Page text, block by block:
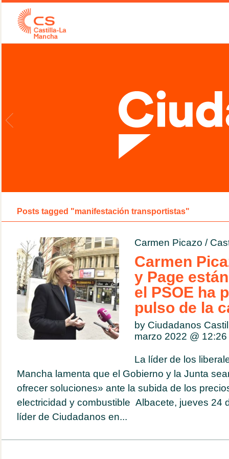
Posts tagged "manifestación transportistas"
Carmen Picazo /
Carmen
y Page
el PSOE ha
pulso de la
by Ciudadanos
marzo 2022 @ 12:26
La líder de los
Mancha lamenta que el Gobierno y la Junta
ofrecer soluciones» ante la subida de los
electricidad y combustible Albacete, jueves 24
líder de Ciudadanos en...